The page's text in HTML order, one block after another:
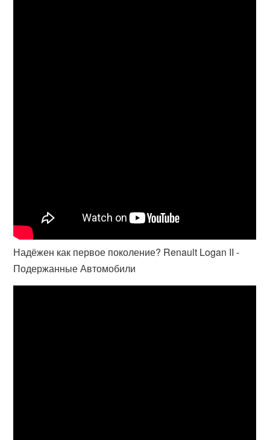
Надёжен как первое поколение? Renault Logan II -
Подержанные Автомобили